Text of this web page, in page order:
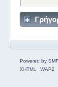
Powered by
XHTML
WAP2